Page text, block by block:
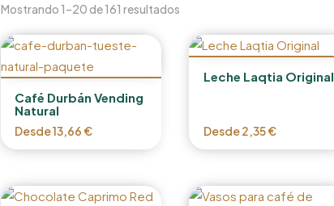
Mostrando 1–20 de 161 resultados
Café Durbán Vending
Natural
Desde13,66€
Leche Laqtia Original
Desde2,35€